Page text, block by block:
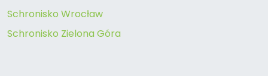
Schronisko Wrocław
Schronisko Zielona Góra